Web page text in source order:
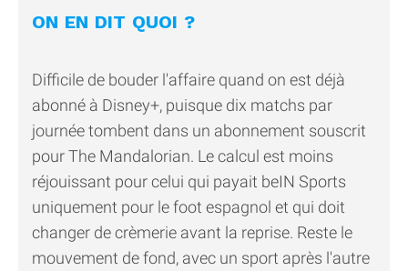
ON EN DIT QUOI ?
Difficile de bouder l'affaire quand on est déjà
abonné à Disney+, puisque dix matchs par
journée tombent dans un abonnement souscrit
pour The Mandalorian. Le calcul est moins
réjouissant pour celui qui payait beIN Sports
uniquement pour le foot espagnol et qui doit
changer de crèmerie avant la reprise. Reste le
mouvement de fond, avec un sport après l'autre